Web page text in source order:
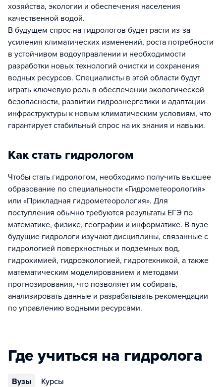
хозяйства, экологии и обеспечения населения
качественной водой.
В будущем спрос на гидрологов будет расти из-за
усиления климатических изменений, роста потребности
в устойчивом водоуправлении и необходимости
разработки новых технологий очистки и сохранения
водных ресурсов. Специалисты в этой области будут
играть ключевую роль в обеспечении экологической
безопасности, развитии гидроэнергетики и адаптации
инфраструктуры к новым климатическим условиям, что
гарантирует стабильный спрос на их знания и навыки.
Как стать гидрологом
Чтобы стать гидрологом, необходимо получить высшее
образование по специальности «Гидрометеорология»
или «Прикладная гидрометеорология». Для
поступления обычно требуются результаты ЕГЭ по
математике, физике, географии и информатике. В вузе
будущие гидрологи изучают дисциплины, связанные с
гидрологией поверхностных и подземных вод,
гидрохимией, гидроэкологией, гидротехникой, а также
математическим моделированием и методами
прогнозирования, что позволяет им собирать,
анализировать данные и разрабатывать рекомендации
по управлению водными ресурсами.
Где учиться на гидролога
Вузы Курсы